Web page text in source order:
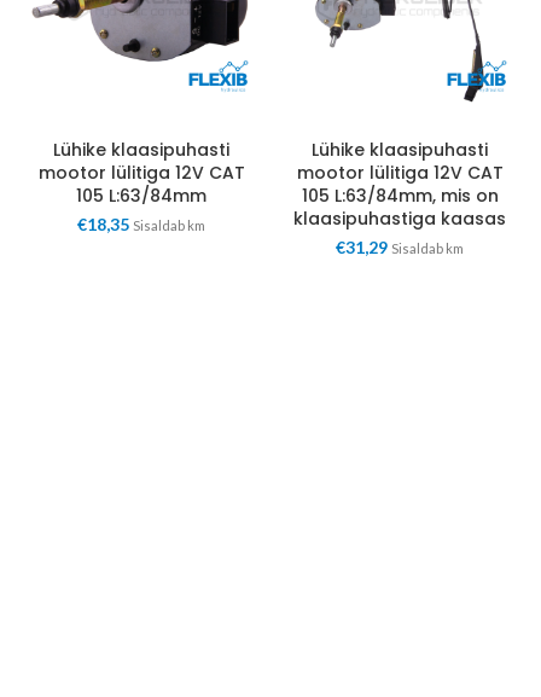
Lühike klaasipuhasti
mootor lülitiga 12V CAT
105 L:63/84mm
€18,35 Sisaldab km
Lühike klaasipuhasti
mootor lülitiga 12V CAT
105 L:63/84mm, mis on
klaasipuhastiga kaasas
€31,29 Sisaldab km